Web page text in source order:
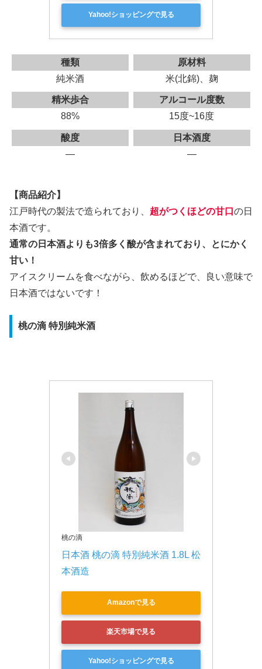
Yahoo!ショッピングで見る
種類
純米酒
原材料
米(北錦)、麹
精米歩合
88%
アルコール度数
15度~16度
酸度
—
日本酒度
—
【商品紹介】
江戸時代の製法で造られており、 超がつくほどの甘口 の日
本酒です。
通常の日本酒よりも3倍多く酸が含まれており、とにかく
甘い！
アイスクリームを食べながら、飲めるほどで、良い意味で
日本酒ではないです！
桃の滴 特別純米酒
桃の滴
日本酒 桃の滴 特別純米酒 1.8L 松
本酒造
Amazonで見る
楽天市場で見る
Yahoo!ショッピングで見る